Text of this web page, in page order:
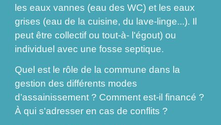
les eaux vannes (eau des WC) et les eaux
grises (eau de la cuisine, du lave-linge...). Il
peut être collectif ou tout-à- l'égout) ou
individuel avec une fosse septique.
Quel est le rôle de la commune dans la
gestion des différents modes
d’assainissement ? Comment est-il financé ?
À qui s'adresser en cas de conflits ?